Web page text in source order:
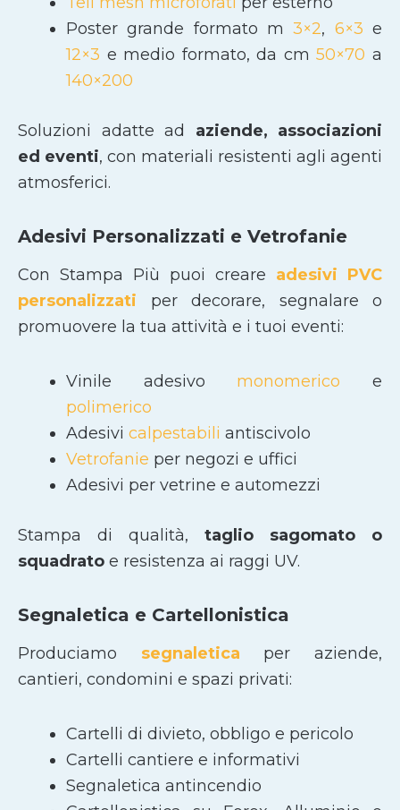
Poster grande formato m3×2, 6×3 e
12×3 e medio formato, da cm50×70 a
140×200
Soluzioni adatte ad aziende, associazioni
ed eventi, con materiali resistenti agli agenti
atmosferici.
Adesivi Personalizzati e Vetrofanie
Con Stampa Più puoi creare adesivi PVC
personalizzati per decorare, segnalare o
promuovere la tua attività e i tuoi eventi:
Vinile adesivo monomerico e
polimerico
Adesivi calpestabili antiscivolo
Vetrofanie per negozi e uffici
Adesivi per vetrine e automezzi
Stampa di qualità, taglio sagomato
o
squadrato e resistenza ai raggi UV.
Segnaletica e Cartellonistica
Produciamo segnaletica per aziende,
cantieri, condomini e spazi privati:
Cartelli di divieto, obbligo e pericolo
Cartelli cantiere e informativi
Segnaletica antincendio